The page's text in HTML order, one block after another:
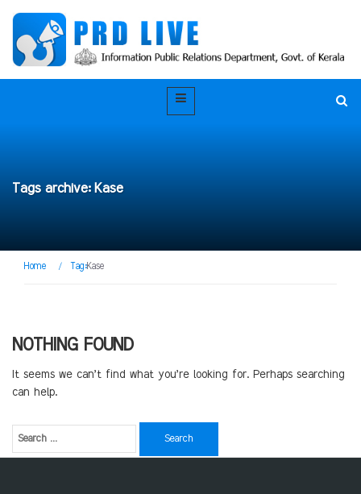
Tags archive: Kase
Home / Tag:Kase
NOTHING FOUND
It seems we can’t find what you’re looking for. Perhaps searching
can help.